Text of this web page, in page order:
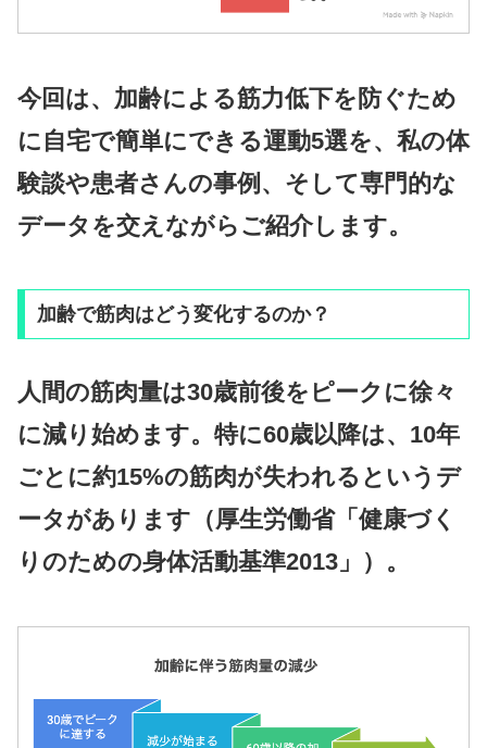
今回は、 加齢による筋力低下を防ぐため
に自宅で簡単にできる運動5選を、私の体
験談や患者さんの事例、そして専門的な
データを交えながらご紹介します。
加齢で筋肉はどう変化するのか？
人間の筋肉量は30歳前後をピークに徐々
に減り始めます。特に60歳以降は、 10年
ごとに約15%の筋肉が失われる というデ
ータがあります（厚生労働省「健康づく
りのための身体活動基準2013」）。